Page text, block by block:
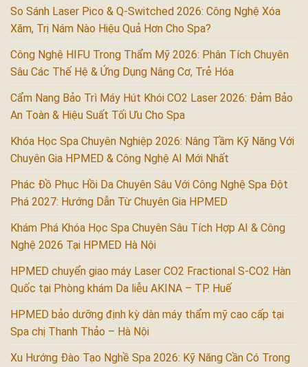
So Sánh Laser Pico & Q-Switched 2026: Công Nghệ Xóa
Xăm, Trị Nám Nào Hiệu Quả Hơn Cho Spa?
Công Nghệ HIFU Trong Thẩm Mỹ 2026: Phân Tích Chuyên
Sâu Các Thế Hệ & Ứng Dụng Nâng Cơ, Trẻ Hóa
Cẩm Nang Bảo Trì Máy Hút Khói CO2 Laser 2026: Đảm Bảo
An Toàn & Hiệu Suất Tối Ưu Cho Spa
Khóa Học Spa Chuyên Nghiệp 2026: Nâng Tầm Kỹ Năng Với
Chuyên Gia HPMED & Công Nghệ AI Mới Nhất
Phác Đồ Phục Hồi Da Chuyên Sâu Với Công Nghệ Spa Đột
Phá 2027: Hướng Dẫn Từ Chuyên Gia HPMED
Khám Phá Khóa Học Spa Chuyên Sâu Tích Hợp AI & Công
Nghệ 2026 Tại HPMED Hà Nội
HPMED chuyển giao máy Laser CO2 Fractional S-CO2 Hàn
Quốc tại Phòng khám Da liễu AKINA – TP. Huế
HPMED bảo dưỡng định kỳ dàn máy thẩm mỹ cao cấp tại
Spa chị Thanh Thảo – Hà Nội
Xu Hướng Đào Tạo Nghề Spa 2026: Kỹ Năng Cần Có Trong